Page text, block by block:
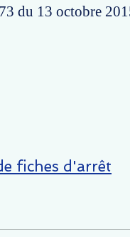
du 13 octobre
fiches d'arrêt